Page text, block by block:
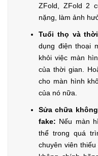
ZFold, ZFold 2
nặng, làm ảnh
Tuổi thọ và
dụng điện thoại
khỏi việc màn
của thời gian.
cho màn hình
của nó nữa.
Sửa chữa
fake: Nếu màn
thể trong quá
chuyên viên